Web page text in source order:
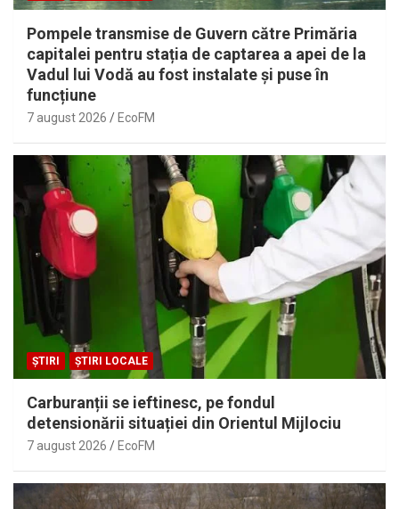
Pompele transmise de Guvern către Primăria
capitalei pentru stația de captarea a apei de la
Vadul lui Vodă au fost instalate și puse în
funcțiune
7 august 2026 EcoFM
ȘTIRI ȘTIRI LOCALE
Carburanții se ieftinesc, pe fondul
detensionării situației din Orientul Mijlociu
7 august 2026 EcoFM